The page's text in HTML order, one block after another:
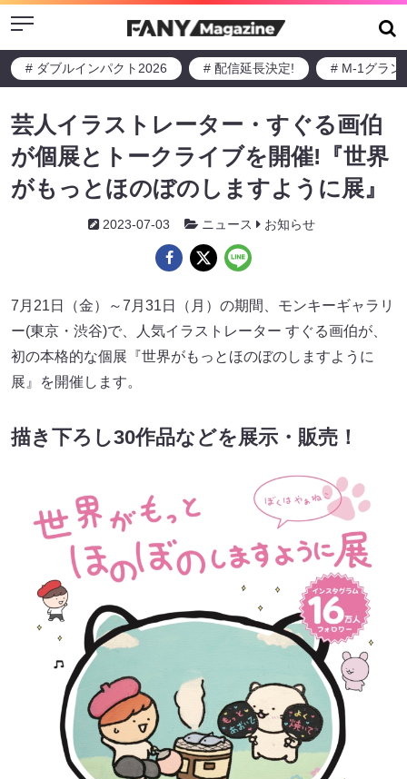
Menu
# ダブルインパクト2026 # 配信延長決定! # M-1グラン
芸人イラストレーター・すぐる画伯
が個展とトークライブを開催!『世界
がもっとほのぼのしますように展』
2023-07-03 ニュース お知らせ
7月21日（金）～7月31日（月）の期間、モンキーギャラリ
ー(東京・渋谷)で、人気イラストレーター すぐる画伯が、
初の本格的な個展『世界がもっとほのぼのしますように
展』を開催します。
描き下ろし30作品などを展示・販売！